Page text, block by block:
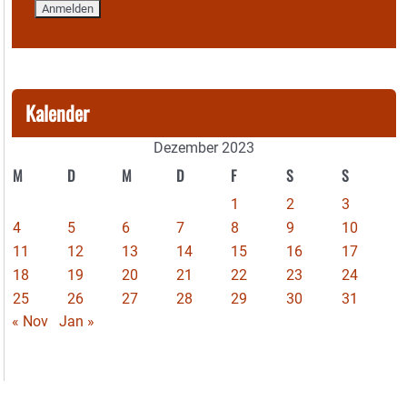
Kalender
Dezember 2023
M D M D F S S
1 2
3
4
5 6 7 8 9
10
11
12 13 14 15 16
17
18
19 20 21 22 23
24
25
26 27 28 29 30
31
« Nov
Jan »